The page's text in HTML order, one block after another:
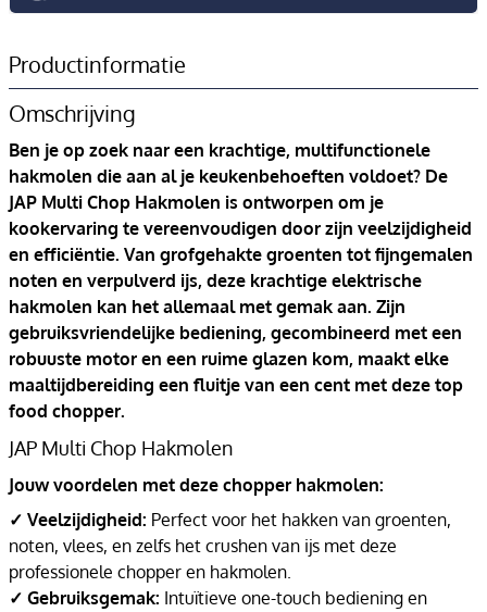
Productinformatie
Omschrijving
Ben je op zoek naar een krachtige, multifunctionele
hakmolen die aan al je keukenbehoeften voldoet? De
JAP Multi Chop Hakmolen is ontworpen om je
kookervaring te vereenvoudigen door zijn veelzijdigheid
en efficiëntie. Van grofgehakte groenten tot fijngemalen
noten en verpulverd ijs, deze krachtige elektrische
hakmolen kan het allemaal met gemak aan. Zijn
gebruiksvriendelijke bediening, gecombineerd met een
robuuste motor en een ruime glazen kom, maakt elke
maaltijdbereiding een fluitje van een cent met deze top
food chopper.
JAP Multi Chop Hakmolen
Jouw voordelen met deze chopper hakmolen:
✓ Veelzijdigheid: Perfect voor het hakken van groenten,
noten, vlees, en zelfs het crushen van ijs met deze
professionele chopper en hakmolen.
✓ Gebruiksgemak: Intuïtieve one-touch bediening en